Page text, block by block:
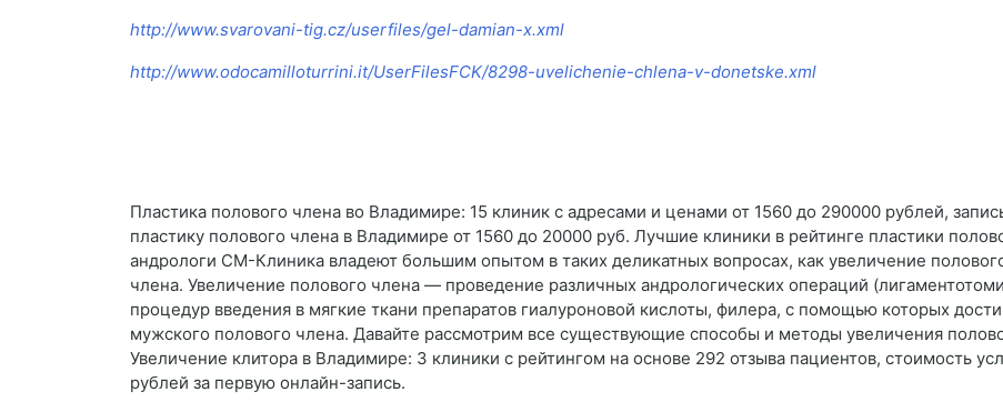
http://www.svarovani-tig.cz/userfiles/gel-damian-x.xml
http://www.odocamilloturrini.it/UserFilesFCK/8298-uvelichenie-chlena-v-donetske.xml
Пластика полового члена во Владимире: 15 клиник с адресами и ценами от 1560 до 290000 рублей,
пластику полового члена в Владимире от 1560 до 20000 руб. Лучшие клиники в рейтинге пластики
андрологи СМ-Клиника владеют большим опытом в таких деликатных вопросах, как увеличение
члена. Увеличение полового члена — проведение различных андрологических операций
процедур введения в мягкие ткани препаратов гиалуроновой кислоты, филера, с помощью которых
мужского полового члена. Давайте рассмотрим все существующие способы и методы увеличения
Увеличение клитора в Владимире: 3 клиники с рейтингом на основе 292 отзыва пациентов, стоимость
рублей за первую онлайн-запись.